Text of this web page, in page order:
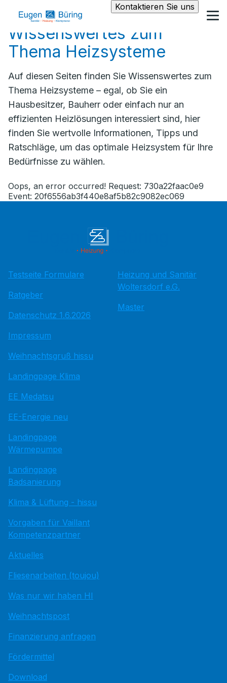
Kontaktieren Sie uns
Wissenswertes zum
Thema Heizsysteme
Auf diesen Seiten finden Sie Wissenswertes zum
Thema Heizsysteme – egal, ob Sie ein
Hausbesitzer, Bauherr oder einfach nur an
effizienten Heizlösungen interessiert sind, hier
finden Sie wertvolle Informationen, Tipps und
Ratschläge, um das optimale Heizsystem für Ihre
Bedürfnisse zu wählen.
Oops, an error occurred! Request: 730a22faac0e9
Event: 20f6556ab3f440e8af5b82c9082ec069
Testseite Formulare
Ratgeber
Datenschutz 1.6.2026
Impressum
Weihnachtsgruß hissu
Landingpage Klima
EE Medatsu
EE-Energie neu
Landingpage
Wärmepumpe
Landingpage
Badsanierung
Klima & Lüftung - hissu
Vorgaben für Vaillant
Kompetenzpartner
Aktuelles
Fliesenarbeiten (toujou)
Was nur wir haben HI
Weihnachtspost
Finanzierung anfragen
Fördermittel
Download
Heizung und Sanitär
Woltersdorf e.G.
Master